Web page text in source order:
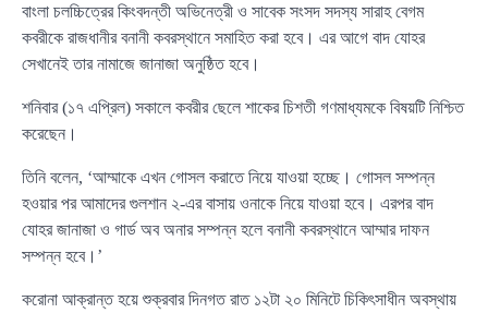
বাংলা চলচ্চিত্রের কিংবদন্তী অভিনেত্রী ও সাবেক সংসদ সদস্য সারাহ বেগম
কবরীকে রাজধানীর বনানী কবরস্থানে সমাহিত করা হবে। এর আগে বাদ যোহর
সেখানেই তার নামাজে জানাজা অনুষ্ঠিত হবে।
শনিবার (১৭ এপ্রিল) সকালে কবরীর ছেলে শাকের চিশতী গণমাধ্যমকে বিষয়টি নিশ্চিত
করেছেন।
তিনি বলেন, ‘আম্মাকে এখন গোসল করাতে নিয়ে যাওয়া হচ্ছে। গোসল সম্পন্ন
হওয়ার পর আমাদের গুলশান ২-এর বাসায় ওনাকে নিয়ে যাওয়া হবে। এরপর বাদ
যোহর জানাজা ও গার্ড অব অনার সম্পন্ন হলে বনানী কবরস্থানে আম্মার দাফন
সম্পন্ন হবে।’
করোনা আক্রান্ত হয়ে শুক্রবার দিনগত রাত ১২টা ২০ মিনিটে চিকিৎসাধীন অবস্থায়